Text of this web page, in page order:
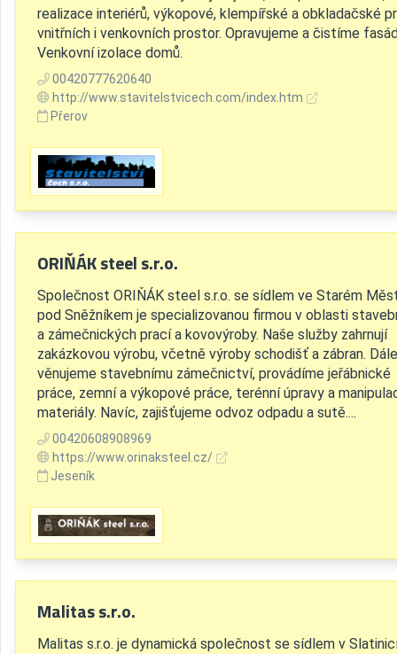
realizace interiérů, výkopové, klempířské a obkladačské
vnitřních i venkovních prostor. Opravujeme a čistíme
Venkovní izolace domů.
00420777620640
http://www.stavitelstvicech.com/index.htm
Přerov
ORIŇÁK steel s.r.o.
Společnost ORIŇÁK steel s.r.o. se sídlem ve Starém
pod Sněžníkem je specializovanou firmou v oblasti
a zámečnických prací a kovovýroby. Naše služby zahrnují
zakázkovou výrobu, včetně výroby schodišť a zábran.
věnujeme stavebnímu zámečnictví, provádíme jeřábnické
práce, zemní a výkopové práce, terénní úpravy a
materiály. Navíc, zajišťujeme odvoz odpadu a sutě....
00420608908969
https://www.orinaksteel.cz/
Jeseník
Malitas s.r.o.
Malitas s.r.o. je dynamická společnost se sídlem v